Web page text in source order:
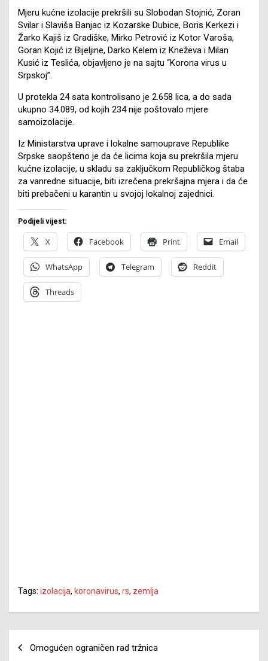
Mjeru kućne izolacije prekršili su Slobodan Stojnić, Zoran
Svilar i Slaviša Banjac iz Kozarske Dubice, Boris Kerkezi i
Žarko Kajiš iz Gradiške, Mirko Petrović iz Kotor Varoša,
Goran Kojić iz Bijeljine, Darko Kelem iz Kneževa i Milan
Kusić iz Teslića, objavljeno je na sajtu “Korona virus u
Srpskoj”.
U protekla 24 sata kontrolisano je 2.658 lica, a do sada
ukupno 34.089, od kojih 234 nije poštovalo mjere
samoizolacije.
Iz Ministarstva uprave i lokalne samouprave Republike
Srpske saopšteno je da će licima koja su prekršila mjeru
kućne izolacije, u skladu sa zaključkom Republičkog štaba
za vanredne situacije, biti izrečena prekršajna mjera i da će
biti prebačeni u karantin u svojoj lokalnoj zajednici.
Podijeli vijest:
X Facebook Print Email
WhatsApp Telegram Reddit
Threads
Tags: izolacija, koronavirus, rs, zemlja
članaka
Omogućen ograničen rad tržnica